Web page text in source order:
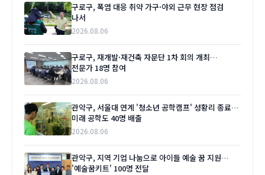
구로구, 폭염 대응 취약 가구·야외 근무 현장 점검
나서
2026.08.06
구로구, 재개발·재건축 자문단 1차 회의 개최…
전문가 18명 참여
2026.08.06
관악구, 서울대 연계 '청소년 공학캠프' 성황리 종료…
미래 공학도 40명 배출
2026.08.06
관악구, 지역 기업 나눔으로 아이들 예술 꿈 지원…
'예술꿈키트' 100명 전달